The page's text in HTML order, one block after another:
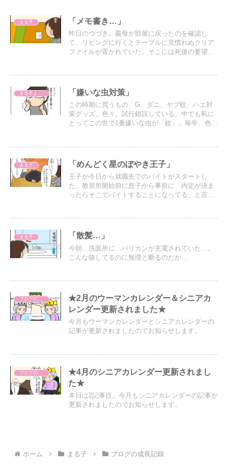
まる子 「メモ書き…」
昨日のつづき。義母が部屋に戻ったのを確認し
て、リビングに行くとテーブルに見慣れぬクリア
ファイルが置かれていた。そこには死後の要望が
まる子よもやま話 「嫌いな虫対策」
この時期に買うもの、G、ダニ、ヤブ蚊、ハエ対
策グッズ。色々、試行錯誤している。中でも私に
とってこの世で1番嫌いな虫が「蚊」。毎年、色々
まる子 「めんどく星のぼやき王子」
王子が今日から就職先でのバイトがスタートし
た。教習所開始前に息子から事前に「内定が決ま
ったらそこでバイトすることになってる」と言わ
まる子 「散髪…」
今朝…洗面所に…バリカンが充電されていた…。
こんな咳してるのに無理と断るのだが…
ブログの成長記録
★2月のウーマンカレンダー＆シニアカ
レンダー更新されました★
今月もウーマンカレンダーとシニアカレンダーの
記事が更新されましたのでお知らせします。
★4月のシニアカレンダー更新されまし
た★
本日は2記事目。今月もシニアカレンダーの記事が
更新されましたのでお知らせします。
ホーム まる子 ブログの成長記録